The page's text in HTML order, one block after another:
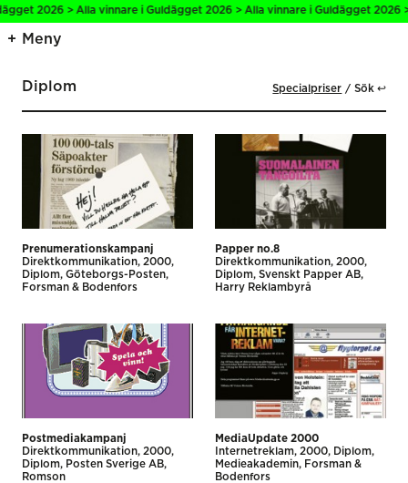
2026 > Alla vinnare i Guldägget 2026 > Alla vinnare i Guldägget 2026 >
Meny
Diplom Specialpriser Sök ↩
Prenumerationskampanj
Direktkommunikation 2000
Diplom Göteborgs-Posten
Forsman & Bodenfors
Papper no.8
Direktkommunikation 2000
Diplom Svenskt Papper AB
Harry Reklambyrå
Postmediakampanj
Direktkommunikation 2000
Diplom
Posten Sverige AB
Romson
MediaUpdate 2000
Internet­reklam 2000
Diplom
Medieakademin
Forsman &
Bodenfors